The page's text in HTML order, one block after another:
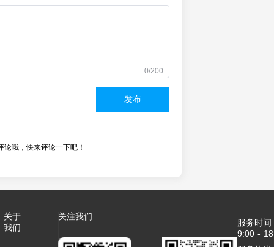
0/200
发布
论哦，快来评论一下吧！
关于
我们
关注我们
服务时
9:00 -